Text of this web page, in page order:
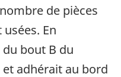
de pièces
En
bout B du
adhérait au bord